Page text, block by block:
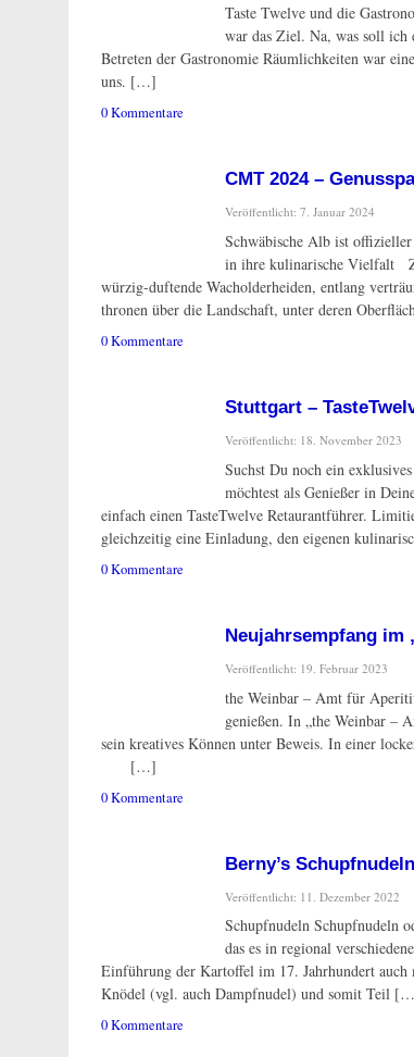
Taste Twelve und die
war das Ziel. Na, was soll ich
Betreten der Gastronomie Räumlichkeiten war
uns. […]
0 Kommentare
CMT 2024 –
Veröffentlicht: 7. Januar 2024
Schwäbische Alb ist
in ihre kulinarische Vielfalt
würzig-duftende Wacholderheiden, entlang
thronen über die Landschaft, unter deren
0 Kommentare
Stuttgart –
Veröffentlicht: 18. November 2023
Suchst Du noch ein
möchtest als Genießer in
einfach einen TasteTwelve Retaurantführer.
gleichzeitig eine Einladung, den eigenen
0 Kommentare
Neujahrsempfang im
Veröffentlicht: 19. Februar 2023
the Weinbar – Amt für
genießen. In „the Weinbar –
sein kreatives Können unter Beweis. In einer
[…]
0 Kommentare
Berny’s
Veröffentlicht: 11. Dezember 2022
Schupfnudeln Schupfnudeln
das es in regional
Einführung der Kartoffel im 17. Jahrhundert
Knödel (vgl. auch Dampfnudel) und somit Teil
0 Kommentare